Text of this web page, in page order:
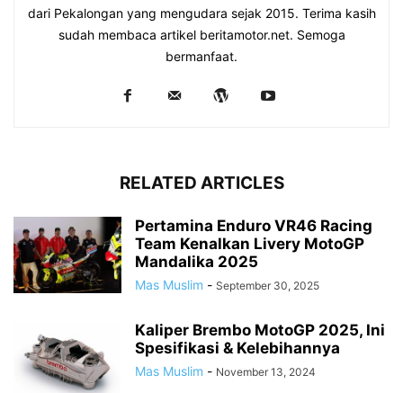
dari Pekalongan yang mengudara sejak 2015. Terima kasih
sudah membaca artikel beritamotor.net. Semoga
bermanfaat.
RELATED ARTICLES
Pertamina Enduro VR46 Racing
Team Kenalkan Livery MotoGP
Mandalika 2025
Mas Muslim - September 30, 2025
Kaliper Brembo MotoGP 2025, Ini
Spesifikasi & Kelebihannya
Mas Muslim - November 13, 2024